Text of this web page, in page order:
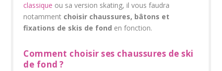
classique ou sa version skating, il vous faudra
notamment choisir chaussures, bâtons et
fixations de skis de fond en fonction.
Comment choisir ses chaussures de ski
de fond ?